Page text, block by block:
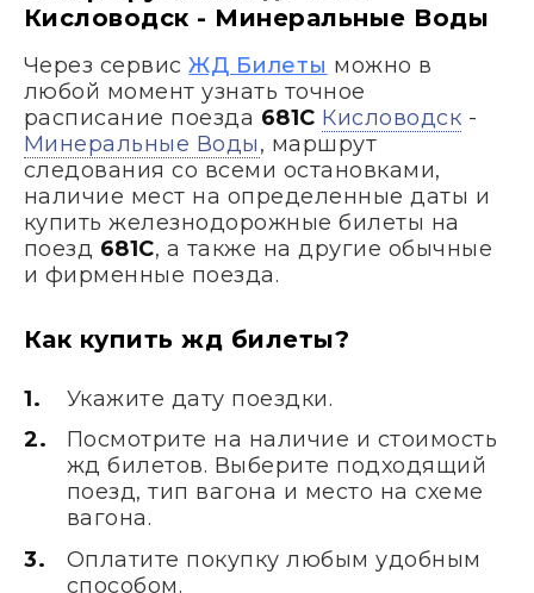
Кисловодск - Минеральные Воды
Через сервисЖД Билеты можно в
любой момент узнать точное
расписание поезда 681С Кисловодск -
Минеральные Воды, маршрут
следования со всеми остановками,
наличие мест на определенные даты и
купить железнодорожные билеты на
поезд 681С, а также на другие обычные
и фирменные поезда.
Как купить жд билеты?
Укажите дату поездки.
Посмотрите на наличие и стоимость
жд билетов. Выберите подходящий
поезд, тип вагона и место на схеме
вагона.
Оплатите покупку любым удобным
способом.